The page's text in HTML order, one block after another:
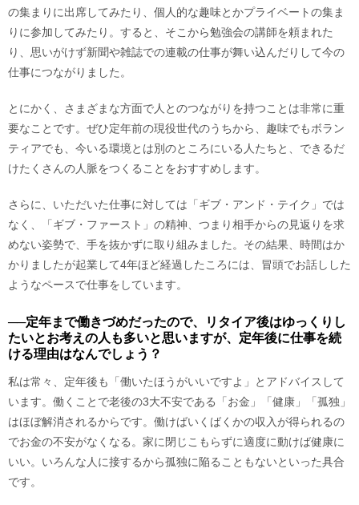
の集まりに出席してみたり、個人的な趣味とかプライベートの集ま
りに参加してみたり。すると、そこから勉強会の講師を頼まれた
り、思いがけず新聞や雑誌での連載の仕事が舞い込んだりして今の
仕事につながりました。
とにかく、さまざまな方面で人とのつながりを持つことは非常に重
要なことです。ぜひ定年前の現役世代のうちから、趣味でもボラン
ティアでも、今いる環境とは別のところにいる人たちと、できるだ
けたくさんの人脈をつくることをおすすめします。
さらに、いただいた仕事に対しては「ギブ・アンド・テイク」では
なく、「ギブ・ファースト」の精神、つまり相手からの見返りを求
めない姿勢で、手を抜かずに取り組みました。その結果、時間はか
かりましたが起業して4年ほど経過したころには、冒頭でお話しした
ようなペースで仕事をしています。
──定年まで働きづめだったので、リタイア後はゆっくりし
たいとお考えの人も多いと思いますが、定年後に仕事を続
ける理由はなんでしょう？
私は常々、定年後も「働いたほうがいいですよ」とアドバイスして
います。働くことで老後の3大不安である「お金」「健康」「孤独」
はほぼ解消されるからです。働けばいくばくかの収入が得られるの
でお金の不安がなくなる。家に閉じこもらずに適度に動けば健康に
いい。いろんな人に接するから孤独に陥ることもないといった具合
です。